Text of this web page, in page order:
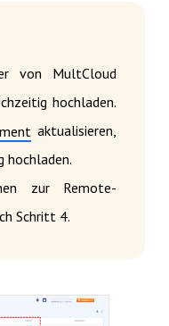
von MultCloud
hochladen.
aktualisieren,
hochladen.
zur Remote-
Schritt 4.